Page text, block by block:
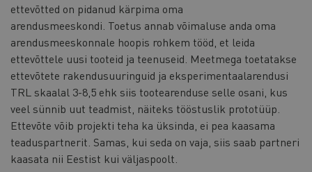
ettevõtted on pidanud kärpima oma
arendusmeeskondi. Toetus annab võimaluse anda oma
arendusmeeskonnale hoopis rohkem tööd, et leida
ettevõttele uusi tooteid ja teenuseid. Meetmega toetatakse
ettevõtete rakendusuuringuid ja eksperimentaalarendusi
TRL skaalal 3-8,5 ehk siis tootearenduse selle osani, kus
veel sünnib uut teadmist, näiteks tööstuslik prototüüp.
Ettevõte võib projekti teha ka üksinda, ei pea kaasama
teaduspartnerit. Samas, kui seda on vaja, siis saab partneri
kaasata nii Eestist kui väljaspoolt.